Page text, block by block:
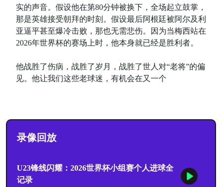
实的声音。假设他在第80分钟被换下，全场起立鼓掌，
那是英雄接受朝拜的时刻。假设最后阿根廷被阿尔及利
亚逼平甚至爆冷击败，那也无需悲伤。因为当梅西站在
2026年世界杯的赛场上时，他本身就已经是胜利者。
他战胜了伤病，战胜了岁月，战胜了世人对“老将”的偏
见。他让我们这些老球迷，有机会在又一个
录像回放
U23锋线闪耀：2026世界杯小组赛个人进球全
记录